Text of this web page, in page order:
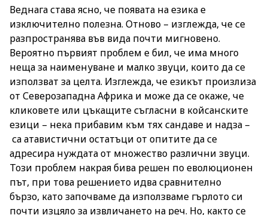
Веднага става ясно, че появата на езика е
изключително полезна. Отново – изглежда, че се
разпространява във вида почти мигновено.
Вероятно първият проблем е бил, че има много
неща за наименуване и малко звуци, които да се
използват за целта. Изглежда, че езикът произлиза
от Северозападна Африка и може да се окаже, че
кликовете или цъкащите съгласни в койсанските
езици – нека прибавим към тях сандаве и надза –
са атавистични остатъци от опитите да се
адресира нуждата от множество различни звуци.
Този проблем накрая бива решен по еволюционен
път, при това решението идва сравнително
бързо, като започваме да използваме гърлото си
почти изцяло за извличането на реч. Но, както се